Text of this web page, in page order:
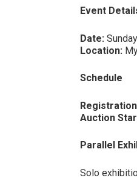
Event
Date:
Location:
Schedule
Auction
Parallel
Solo